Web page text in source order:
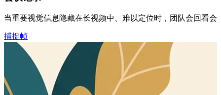
当重要视觉信息隐藏在长视频中、难以定位时，团队会回看
捕捉帧